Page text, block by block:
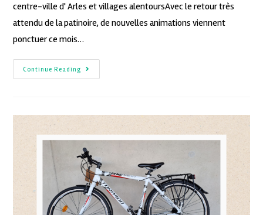
centre-ville d' Arles et villages alentoursAvec le retour très
attendu de la patinoire, de nouvelles animations viennent
ponctuer ce mois…
Continue Reading